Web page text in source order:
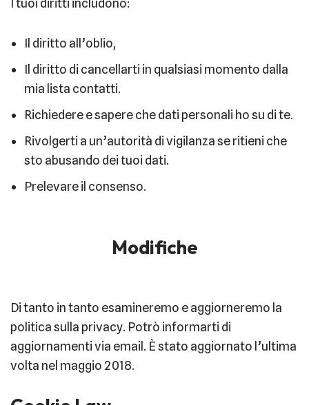
I tuoi diritti includono:
Il diritto all’oblio,
Il diritto di cancellarti in qualsiasi momento dalla
mia lista contatti.
Richiedere e sapere che dati personali ho su di te.
Rivolgerti a un’autorità di vigilanza se ritieni che
sto abusando dei tuoi dati.
Prelevare il consenso.
Modifiche
Di tanto in tanto esamineremo e aggiorneremo la
politica sulla privacy. Potrò informarti di
aggiornamenti via email. È stato aggiornato l’ultima
volta nel maggio 2018.